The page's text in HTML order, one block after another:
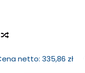
netto: 335,86 zł